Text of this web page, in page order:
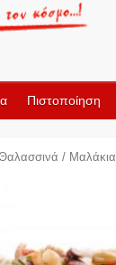
Πιστοποίηση
/ Μαλάκια